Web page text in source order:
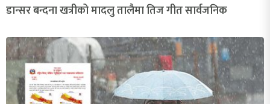
डान्सर बन्दना खत्रीको मादलु तालैमा तिज गीत सार्वजनिक